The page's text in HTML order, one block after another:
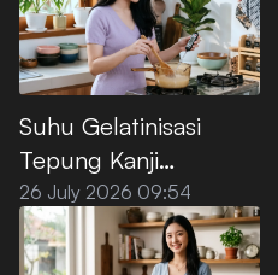
Suhu Gelatinisasi
Tepung Kanji
Premium, Ini Titik
Optimalnya
26 July 2026 09:54